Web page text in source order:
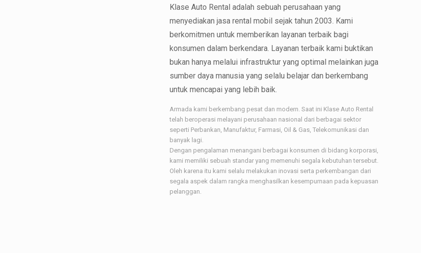
Klase Auto Rental adalah sebuah perusahaan yang
menyediakan jasa rental mobil sejak tahun 2003. Kami
berkomitmen untuk memberikan layanan terbaik bagi
konsumen dalam berkendara. Layanan terbaik kami buktikan
bukan hanya melalui infrastruktur yang optimal melainkan juga
sumber daya manusia yang selalu belajar dan berkembang
untuk mencapai yang lebih baik.
Armada kami berkembang pesat dan modern. Saat ini Klase Auto Rental
telah beroperasi melayani perusahaan nasional dari berbagai sektor
seperti Perbankan, Manufaktur, Farmasi, Oil & Gas, Telekomunikasi dan
banyak lagi.
Dengan pengalaman menangani berbagai konsumen di bidang korporasi,
kami memiliki sebuah standar yang memenuhi segala kebutuhan tersebut.
Oleh karena itu kami selalu melakukan inovasi serta perkembangan dari
segala aspek dalam rangka menghasilkan kesempurnaan pada kepuasan
pelanggan.